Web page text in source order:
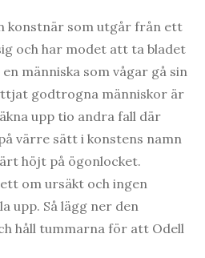
konstnär som utgår från ett
och har modet att ta bladet
människa som vågar gå sin
godtrogna människor är
upp tio andra fall där
värre sätt i konstens namn
höjt på ögonlocket.
om ursäkt och ingen
upp. Så lägg ner den
håll tummarna för att Odell